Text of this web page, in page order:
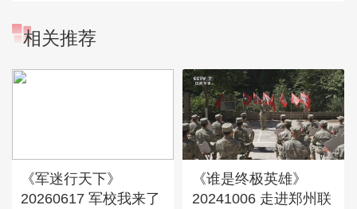
相关推荐
《军迷行天下》
20260617 军校我来了
《谁是终极英雄》
20241006 走进郑州联